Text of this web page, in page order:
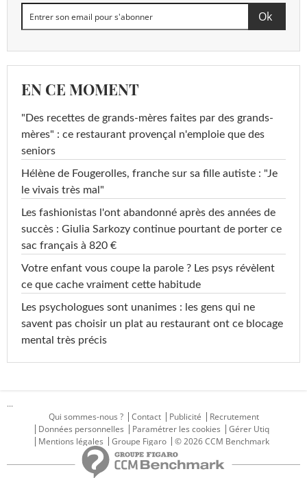
EN CE MOMENT
"Des recettes de grands-mères faites par des grands-
mères" : ce restaurant provençal n'emploie que des
seniors
Hélène de Fougerolles, franche sur sa fille autiste : "Je
le vivais très mal"
Les fashionistas l'ont abandonné après des années de
succès : Giulia Sarkozy continue pourtant de porter ce
sac français à 820 €
Votre enfant vous coupe la parole ? Les psys révèlent
ce que cache vraiment cette habitude
Les psychologues sont unanimes : les gens qui ne
savent pas choisir un plat au restaurant ont ce blocage
mental très précis
...
Qui sommes-nous ?
Contact Publicité
Recrutement
Données personnelles
Paramétrer les cookies
Gérer Utiq
Mentions légales
Groupe Figaro © 2026 CCM Benchmark